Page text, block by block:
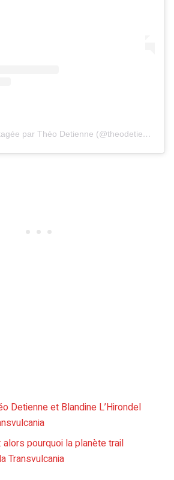
Une publication partagée par Théo Detienne (@theodetienne)
Detienne et Blandine L’Hirondel
alors pourquoi la planète trail
Transvulcania